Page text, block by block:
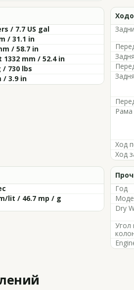
/ 7.7 US gal
/ 31.1 in
/ 58.7 in
1332 mm / 52.4 in
/ 730 lbs
/ 3.9 in
Рама
Ход
Ход
lit / 46.7 mp / g
Год
Dry
Угол